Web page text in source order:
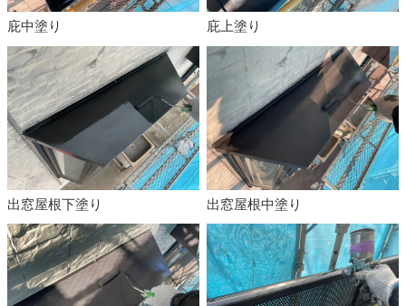
庇中塗り 庇上塗り
出窓屋根下塗り 出窓屋根中塗り